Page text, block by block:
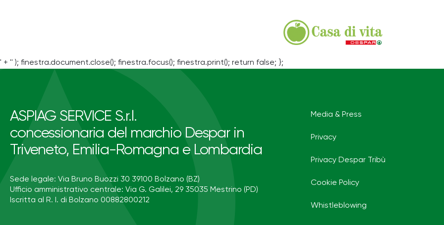
' + '' ); finestra.document.close(); finestra.focus(); finestra.print(); return false; };
ASPIAG SERVICE S.r.l.
concessionaria del marchio Despar in
Triveneto, Emilia-Romagna e Lombardia
Sede legale: Via Bruno Buozzi 30 39100 Bolzano (BZ)
Ufficio amministrativo centrale: Via G. Galilei, 29 35035 Mestrino (PD)
Iscritta al R. I. di Bolzano 00882800212
Media & Press
Privacy
Privacy Despar Tribù
Cookie Policy
Whistleblowing